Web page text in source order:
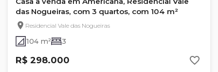
das Nogueiras, com 3 quartos, com 104 m²
Residencial Vale das Nogueiras
104 m² 3
R$ 298.000